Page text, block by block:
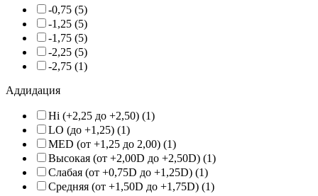
-0,75 (5)
-1,25 (5)
-1,75 (5)
-2,25 (5)
-2,75 (1)
Аддидация
Hi (+2,25 до +2,50) (1)
LO (до +1,25) (1)
MED (от +1,25 до 2,00) (1)
Высокая (от +2,00D до +2,50D) (1)
Слабая (от +0,75D до +1,25D) (1)
Средняя (от +1,50D до +1,75D) (1)